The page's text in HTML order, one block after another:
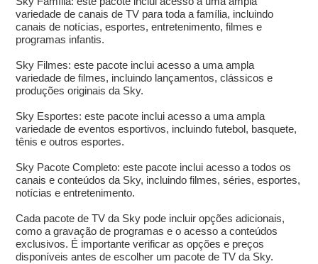
variedade de canais de TV para toda a família, incluindo
canais de notícias, esportes, entretenimento, filmes e
programas infantis.
Sky Filmes: este pacote inclui acesso a uma ampla
variedade de filmes, incluindo lançamentos, clássicos e
produções originais da Sky.
Sky Esportes: este pacote inclui acesso a uma ampla
variedade de eventos esportivos, incluindo futebol, basquete,
tênis e outros esportes.
Sky Pacote Completo: este pacote inclui acesso a todos os
canais e conteúdos da Sky, incluindo filmes, séries, esportes,
notícias e entretenimento.
Cada pacote de TV da Sky pode incluir opções adicionais,
como a gravação de programas e o acesso a conteúdos
exclusivos. É importante verificar as opções e preços
disponíveis antes de escolher um pacote de TV da Sky.